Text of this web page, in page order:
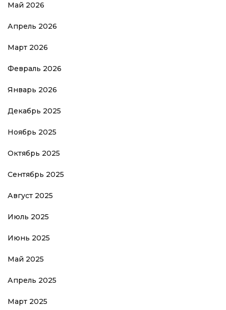
Май 2026
Апрель 2026
Март 2026
Февраль 2026
Январь 2026
Декабрь 2025
Ноябрь 2025
Октябрь 2025
Сентябрь 2025
Август 2025
Июль 2025
Июнь 2025
Май 2025
Апрель 2025
Март 2025